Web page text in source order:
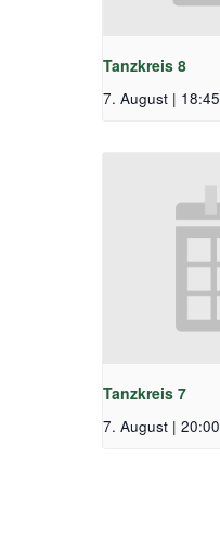
Tanzkreis 8
7. August | 18:45
Tanzkreis 7
7. August | 20:00